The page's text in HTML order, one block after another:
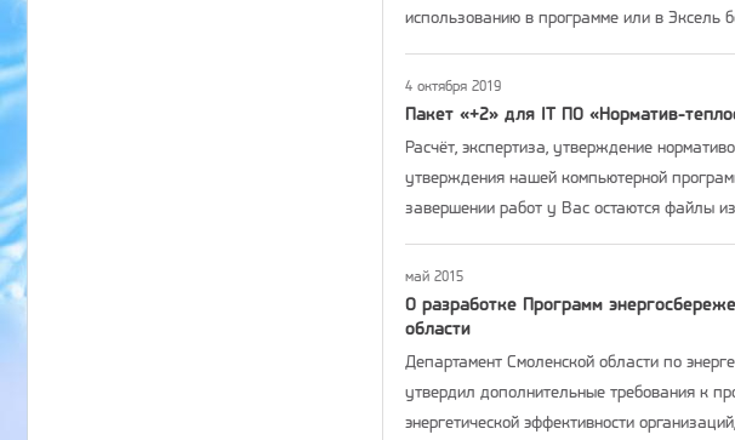
использованию в программе или в Эксель
4 октября 2019
Пакет «+2» для IT ПО «Норматив-
Расчёт, экспертиза, утверждение
утверждения нашей компьютерной
завершении работ у Вас остаются файлы
май 2015
О разработке Программ
области
Департамент Смоленской области по
утвердил дополнительные требования к
энергетической эффективности